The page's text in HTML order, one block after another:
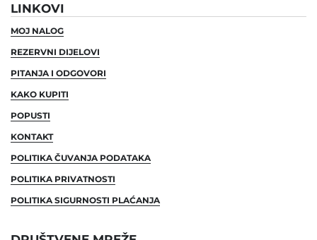
LINKOVI
MOJ NALOG
REZERVNI DIJELOVI
PITANJA I ODGOVORI
KAKO KUPITI
POPUSTI
KONTAKT
POLITIKA ČUVANJA PODATAKA
POLITIKA PRIVATNOSTI
POLITIKA SIGURNOSTI PLAĆANJA